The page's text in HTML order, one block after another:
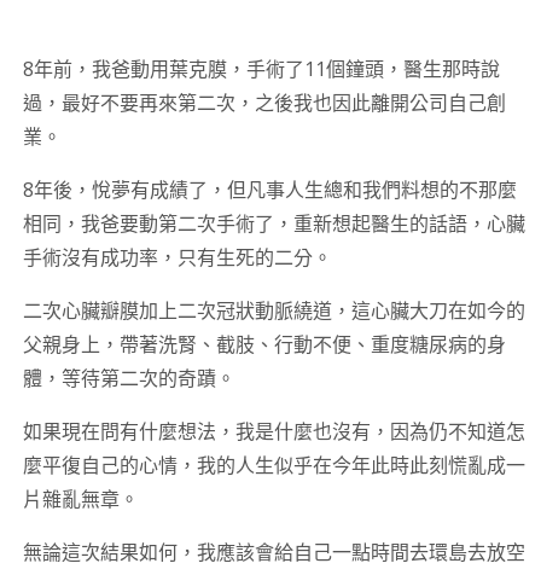
8年前，我爸動用葉克膜，手術了11個鐘頭，醫生那時說
過，最好不要再來第二次，之後我也因此離開公司自己創
業。
8年後，悅夢有成績了，但凡事人生總和我們料想的不那麼
相同，我爸要動第二次手術了，重新想起醫生的話語，心臟
手術沒有成功率，只有生死的二分。
二次心臟瓣膜加上二次冠狀動脈繞道，這心臟大刀在如今的
父親身上，帶著洗腎、截肢、行動不便、重度糖尿病的身
體，等待第二次的奇蹟。
如果現在問有什麼想法，我是什麼也沒有，因為仍不知道怎
麼平復自己的心情，我的人生似乎在今年此時此刻慌亂成一
片雜亂無章。
無論這次結果如何，我應該會給自己一點時間去環島去放空